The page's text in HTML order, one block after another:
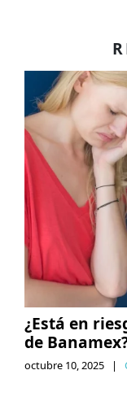
¿Está en
de
octubre 10, 2025 |